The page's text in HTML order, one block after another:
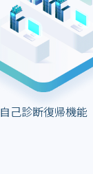
自己診断復帰機能